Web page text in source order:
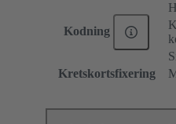
Kodning
Kretskortsfixering